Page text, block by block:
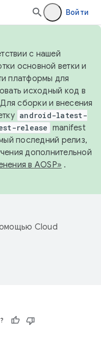
Войти
с нашей
основной ветки и
платформы для
исходный код в
сборки и внесения
android-latest-
release manifest
последний релиз,
дополнительной
в AOSP» .
Cloud